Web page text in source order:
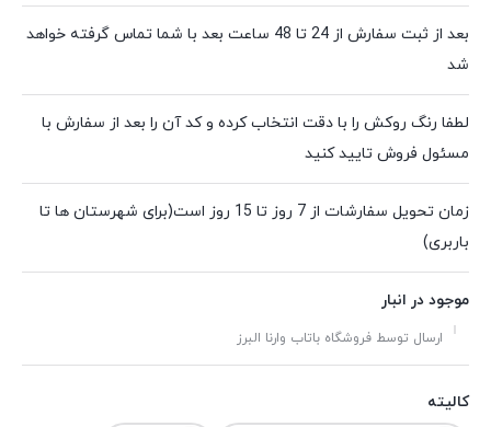
بعد از ثبت سفارش از 24 تا 48 ساعت بعد با شما تماس گرفته خواهد
شد
لطفا رنگ روکش را با دقت انتخاب کرده و کد آن را بعد از سفارش با
مسئول فروش تایید کنید
زمان تحویل سفارشات از 7 روز تا 15 روز است(برای شهرستان ها تا
باربری)
موجود در انبار
ارسال توسط فروشگاه باتاب وارنا البرز
کالیته